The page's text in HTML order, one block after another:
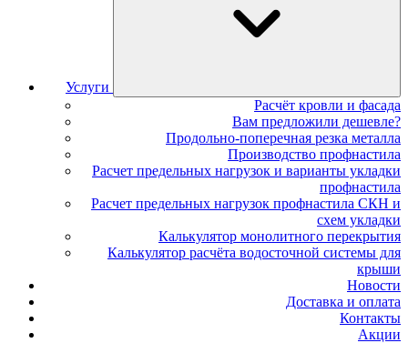
Услуги
Расчёт кровли и фасада
Вам предложили дешевле?
Продольно-поперечная резка металла
Производство профнастила
Расчет предельных нагрузок и варианты укладки
профнастила
Расчет предельных нагрузок профнастила СКН и
схем укладки
Калькулятор монолитного перекрытия
Калькулятор расчёта водосточной системы для
крыши
Новости
Доставка и оплата
Контакты
Акции